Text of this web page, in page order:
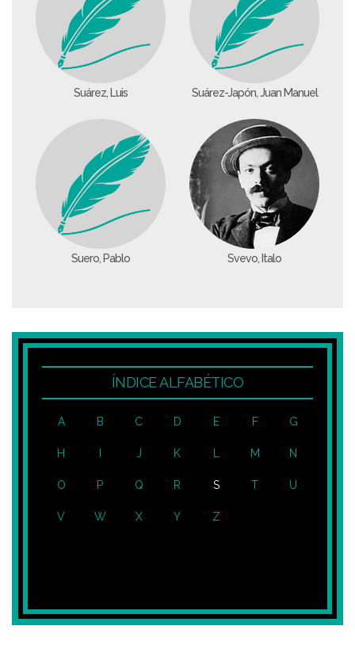
Suárez, Luis Suárez-Japón, Juan Manuel
Suero, Pablo Svevo, Italo
ÍNDICE ALFABÉTICO
A B C D E F G
H J K M N
O P Q R S T U
V W X Y Z